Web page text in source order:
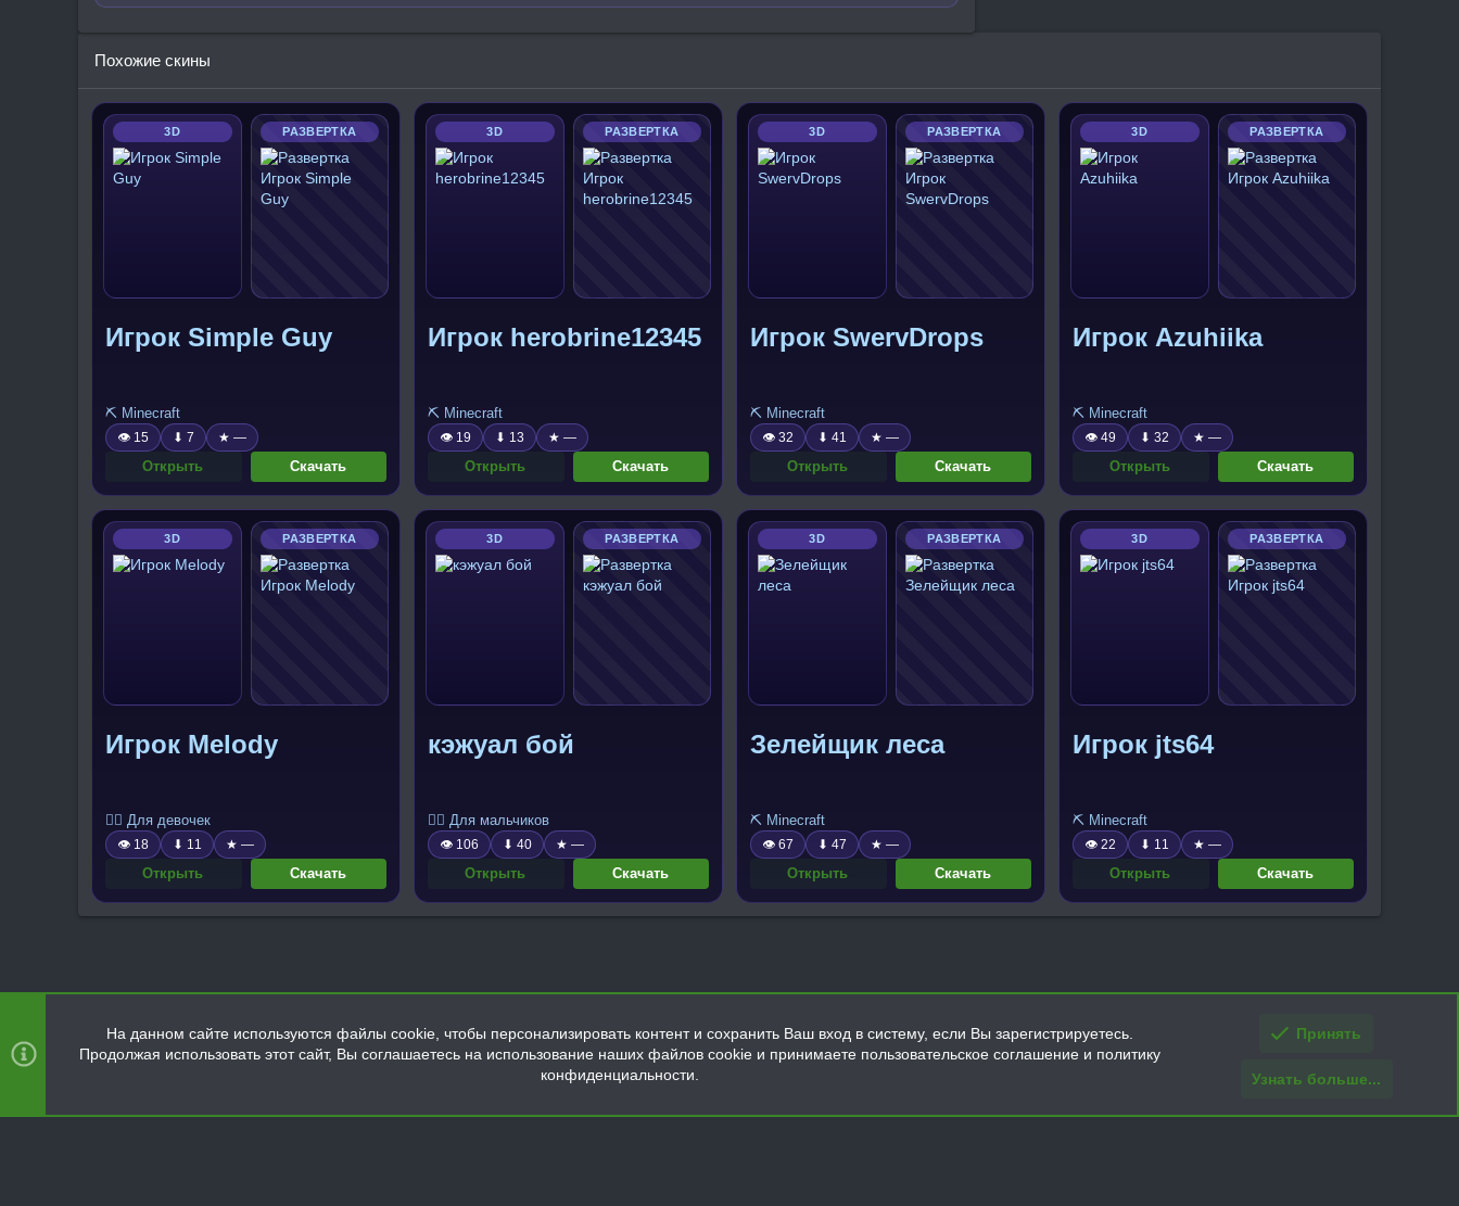
Похожие скины
3D РАЗВЕРТКА
Игрок Simple Guy
⛏️ Minecraft
👁 15 ⬇ 7 ★ —
Открыть Скачать
3D РАЗВЕРТКА
Игрок herobrine12345
⛏️ Minecraft
👁 19 ⬇ 13 ★ —
Открыть Скачать
3D РАЗВЕРТКА
Игрок SwervDrops
⛏️ Minecraft
👁 32 ⬇ 41 ★ —
Открыть Скачать
3D РАЗВЕРТКА
Игрок Azuhiika
⛏️ Minecraft
👁 49 ⬇ 32 ★ —
Открыть Скачать
3D РАЗВЕРТКА
Игрок Melody
🧍‍♀️ Для девочек
👁 18 ⬇ 11 ★ —
Открыть Скачать
3D РАЗВЕРТКА
кэжуал бой
🧍‍♂️ Для мальчиков
👁 106 ⬇ 40 ★ —
Открыть Скачать
3D РАЗВЕРТКА
Зелейщик леса
⛏️ Minecraft
👁 67 ⬇ 47 ★ —
Открыть Скачать
3D РАЗВЕРТКА
Игрок jts64
⛏️ Minecraft
👁 22 ⬇ 11 ★ —
Открыть Скачать
Главная
R
S
На данном сайте используются файлы cookie, чтобы персонализировать контент и сохранить Ваш вход в систему, если Вы зарегистрируетесь.
Продолжая использовать этот сайт, Вы соглашаетесь на использование наших файлов cookie и принимаете пользовательское соглашение и политику
конфиденциальности.
Принять
Узнать больше...